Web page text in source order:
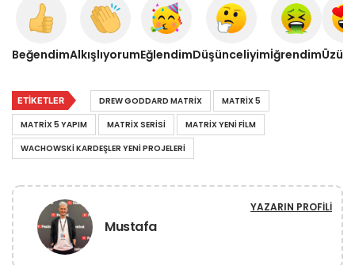
BeğendimAlkışlıyorumEğlendimDüşünceliyimİğrendim
ETIKETLER DREW GODDARD MATRIX
MATRIX 5
MATRIX 5 YAPIM
MATRIX SERISI
MATRIX YENI FILM
WACHOWSKI KARDEŞLER YENI PROJELERI
Mustafa
YAZARIN PROFILI